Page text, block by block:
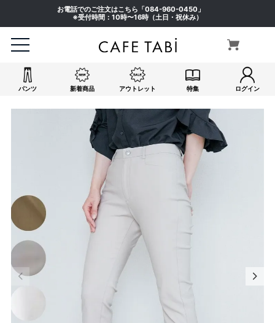
お電話でのご注文はこちら「084-960-0450 」
※受付時間：10時〜16時（土日・祝休み）
パンツ 新着商品 アウトレット 特集 ログイン